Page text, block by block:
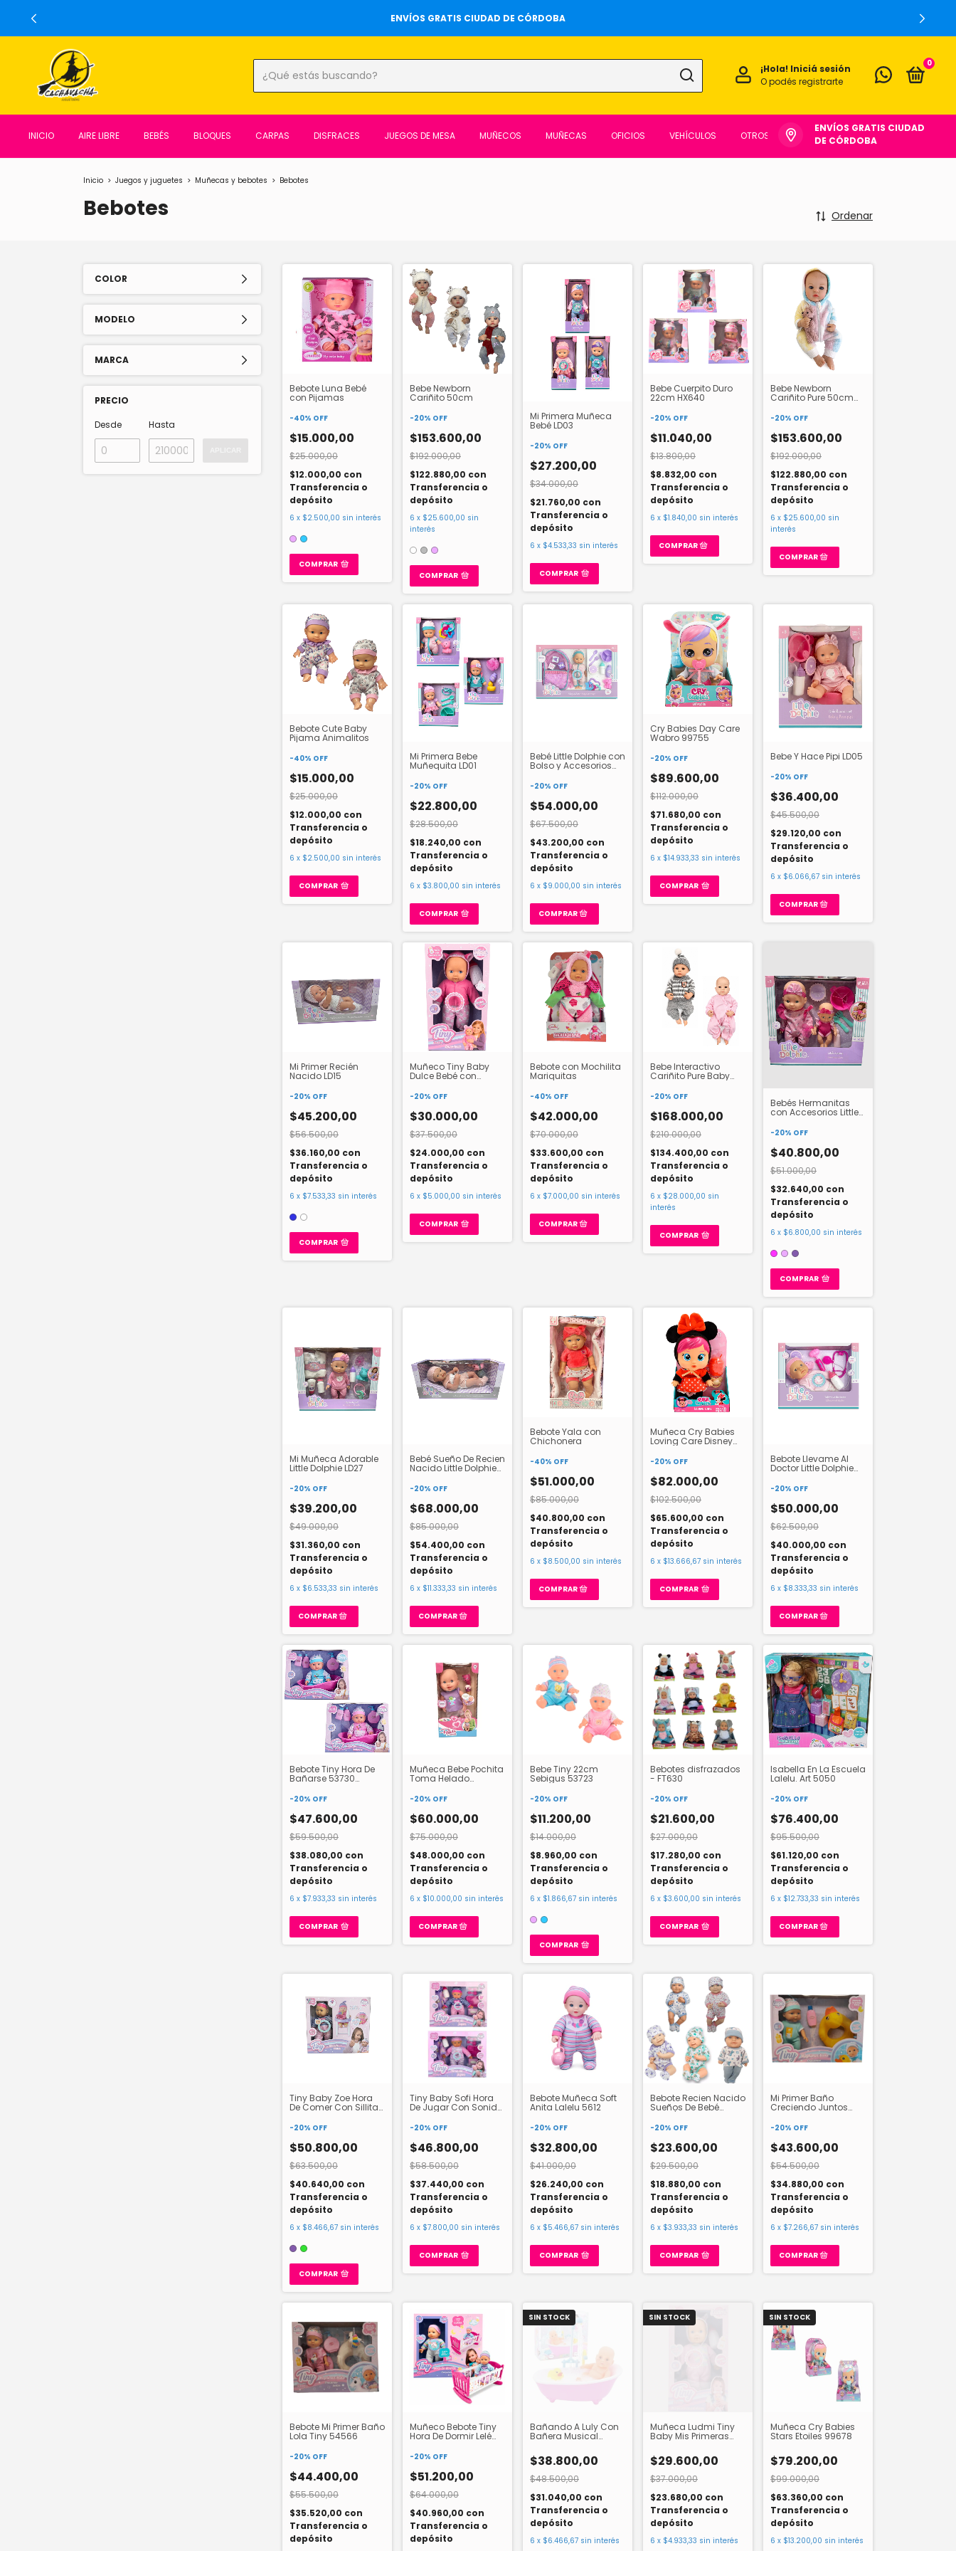
ENVÍOS GRATIS CIUDAD DE CÓRDOBA
¡Hola! Iniciá sesión
O podés registrarte
0
INICIO AIRE LIBRE BEBÉS BLOQUES CARPAS DISFRACES JUEGOS DE MESA MUÑECOS MUÑECAS OFICIOS VEHÍCULOS OTROS
ENVÍOS GRATIS CIUDAD
DE CÓRDOBA
Inicio > Juegos y juguetes > Muñecas y bebotes > Bebotes
Bebotes Ordenar
COLOR
MODELO
MARCA
PRECIO
Desde
Hasta
Bebote Luna Bebé
con Pijamas
-40% OFF
$15.000,00
$25.000,00
$12.000,00 con
Transferencia o
depósito
6 x $2.500,00 sin interés
COMPRAR
Bebe Newborn
Cariñito 50cm
-20% OFF
$153.600,00
$192.000,00
$122.880,00 con
Transferencia o
depósito
6 x $25.600,00 sin
interés
COMPRAR
Mi Primera Muñeca
Bebé LD03
-20% OFF
$27.200,00
$34.000,00
$21.760,00 con
Transferencia o
depósito
6 x $4.533,33 sin interés
COMPRAR
Bebe Cuerpito Duro
22cm HX640
-20% OFF
$11.040,00
$13.800,00
$8.832,00 con
Transferencia o
depósito
6 x $1.840,00 sin interés
Bebe Newborn
Cariñito Pure 50cm
-20% OFF
$153.600,00
$192.000,00
$122.880,00 con
Transferencia o
depósito
6 x $25.600,00 sin
interés
Bebote Cute Baby
Pijama Animalitos
-40% OFF
$15.000,00
$25.000,00
$12.000,00 con
Transferencia o
depósito
6 x $2.500,00 sin interés
COMPRAR
Mi Primera Bebe
Muñequita LD01
-20% OFF
$22.800,00
$28.500,00
$18.240,00 con
Transferencia o
depósito
6 x $3.800,00 sin interés
COMPRAR
Bebé Little Dolphie con
Bolso y Accesorios
-20% OFF
$54.000,00
$67.500,00
$43.200,00 con
Transferencia o
depósito
6 x $9.000,00 sin interés
Cry Babies Day Care
Wabro 99755
-20% OFF
$89.600,00
$112.000,00
$71.680,00 con
Transferencia o
depósito
6 x $14.933,33 sin interés
COMPRAR
Bebe Y Hace Pipi LD05
-20% OFF
$36.400,00
$45.500,00
$29.120,00 con
Transferencia o
depósito
6 x $6.066,67 sin interés
Mi Primer Recién
Nacido LD15
-20% OFF
$45.200,00
$56.500,00
$36.160,00 con
Transferencia o
depósito
6 x $7.533,33 sin interés
COMPRAR
Muñeco Tiny Baby
Dulce Bebé con
-20% OFF
$30.000,00
$37.500,00
$24.000,00 con
Transferencia o
depósito
6 x $5.000,00 sin interés
COMPRAR
Bebote con Mochilita
Mariquitas
-40% OFF
$42.000,00
$70.000,00
$33.600,00 con
Transferencia o
depósito
6 x $7.000,00 sin interés
Bebe Interactivo
Cariñito Pure Baby
-20% OFF
$168.000,00
$210.000,00
$134.400,00 con
Transferencia o
depósito
6 x $28.000,00 sin
interés
COMPRAR
Bebés Hermanitas
con Accesorios Little
-20% OFF
$40.800,00
$51.000,00
$32.640,00 con
Transferencia o
depósito
6 x $6.800,00 sin interés
COMPRAR
Mi Muñeca Adorable
Little Dolphie LD27
-20% OFF
$39.200,00
$49.000,00
$31.360,00 con
Transferencia o
depósito
6 x $6.533,33 sin interés
Bebé Sueño De Recien
Nacido Little Dolphie
-20% OFF
$68.000,00
$85.000,00
$54.400,00 con
Transferencia o
depósito
6 x $11.333,33 sin interés
Bebote Yala con
Chichonera
-40% OFF
$51.000,00
$85.000,00
$40.800,00 con
Transferencia o
depósito
6 x $8.500,00 sin interés
Muñeca Cry Babies
Loving Care Disney
-20% OFF
$82.000,00
$102.500,00
$65.600,00 con
Transferencia o
depósito
6 x $13.666,67 sin interés
COMPRAR
Bebote Llevame Al
Doctor Little Dolphie
-20% OFF
$50.000,00
$62.500,00
$40.000,00 con
Transferencia o
depósito
6 x $8.333,33 sin interés
Bebote Tiny Hora De
Bañarse 53730
-20% OFF
$47.600,00
$59.500,00
$38.080,00 con
Transferencia o
depósito
6 x $7.933,33 sin interés
COMPRAR
Muñeca Bebe Pochita
Toma Helado
-20% OFF
$60.000,00
$75.000,00
$48.000,00 con
Transferencia o
depósito
6 x $10.000,00 sin interés
Bebe Tiny 22cm
Sebigus 53723
-20% OFF
$11.200,00
$14.000,00
$8.960,00 con
Transferencia o
depósito
6 x $1.866,67 sin interés
COMPRAR
Bebotes disfrazados
- FT630
-20% OFF
$21.600,00
$27.000,00
$17.280,00 con
Transferencia o
depósito
6 x $3.600,00 sin interés
COMPRAR
Isabella En La Escuela
Lalelu. Art 5050
-20% OFF
$76.400,00
$95.500,00
$61.120,00 con
Transferencia o
depósito
6 x $12.733,33 sin interés
Tiny Baby Zoe Hora
De Comer Con Sillita
-20% OFF
$50.800,00
$63.500,00
$40.640,00 con
Transferencia o
depósito
6 x $8.466,67 sin interés
COMPRAR
Tiny Baby Sofi Hora
De Jugar Con Sonido
-20% OFF
$46.800,00
$58.500,00
$37.440,00 con
Transferencia o
depósito
6 x $7.800,00 sin interés
COMPRAR
Bebote Muñeca Soft
Anita Lalelu 5612
-20% OFF
$32.800,00
$41.000,00
$26.240,00 con
Transferencia o
depósito
6 x $5.466,67 sin interés
COMPRAR
Bebote Recien Nacido
Sueños De Bebé
Plasticos
-20% OFF
$23.600,00
$29.500,00
$18.880,00 con
Transferencia o
depósito
6 x $3.933,33 sin interés
COMPRAR
Mi Primer Baño
Creciendo Juntos
-20% OFF
$43.600,00
$54.500,00
$34.880,00 con
Transferencia o
depósito
6 x $7.266,67 sin interés
Bebote Mi Primer Baño
Lola Tiny 54566
-20% OFF
$44.400,00
$55.500,00
$35.520,00 con
Transferencia o
depósito
Muñeco Bebote Tiny
Hora De Dormir Lelé
-20% OFF
$51.200,00
$64.000,00
$40.960,00 con
Transferencia o
depósito
SIN STOCK
Bañando A Luly Con
Bañera Musical
$38.800,00
$48.500,00
$31.040,00 con
Transferencia o
depósito
6 x $6.466,67 sin interés
SIN STOCK
Muñeca Ludmi Tiny
Baby Mis Primeras
$29.600,00
$37.000,00
$23.680,00 con
Transferencia o
depósito
6 x $4.933,33 sin interés
SIN STOCK
Muñeca Cry Babies
Stars Etoiles 99678
$79.200,00
$99.000,00
$63.360,00 con
Transferencia o
depósito
6 x $13.200,00 sin interés